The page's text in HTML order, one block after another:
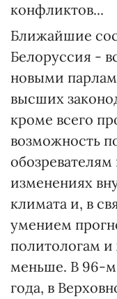
конфликтов...
Ближайшие
Белоруссия -
новыми
высших
кроме всего
возможность
изменениях
климата и, в
умением
политологам
меньше. В 96-
года, в